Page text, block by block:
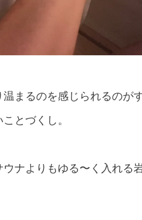
まるのを感じられるのが
とづくし。
ナよりもゆる〜く入れ